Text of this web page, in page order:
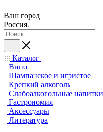
Ваш город
Россия
Каталог
Вино
Шампанское и игристое
Крепкий алкоголь
Слабоалкогольные напитки
Гастрономия
Аксессуары
Литература